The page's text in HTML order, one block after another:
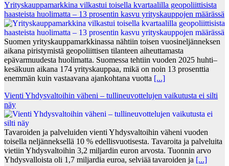
Yrityskauppamarkkina vilkastui toisella kvartaalilla geopoliittisista
haasteista huolimatta – 13 prosentin kasvu yrityskauppojen määrässä
Suomen yrityskauppamarkkinassa nähtiin toisen vuosineljänneksen
aikana piristymistä geopoliittisen tilanteen aiheuttamasta
epävarmuudesta huolimatta. Suomessa tehtiin vuoden 2025 huhti–
kesäkuun aikana 174 yrityskauppaa, mikä on noin 13 prosenttia
enemmän kuin vastaavana ajankohtana vuotta [...]
Vienti Yhdysvaltoihin väheni – tullineuvottelujen vaikutusta ei silti
näy
Tavaroiden ja palveluiden vienti Yhdysvaltoihin väheni vuoden
toisella neljänneksellä 10 % edellisvuotisesta. Tavaroita ja palveluita
vietiin Yhdysvaltoihin 3,2 miljardin euron arvosta. Tuonnin arvo
Yhdysvalloista oli 1,7 miljardia euroa, selviää tavaroiden ja [...]